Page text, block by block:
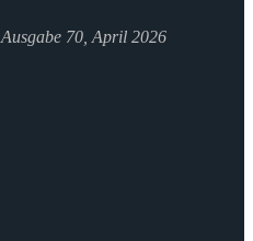
Ausgabe 70, April 2026